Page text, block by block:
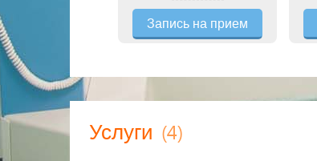
Запись на прием
Услуги (4)